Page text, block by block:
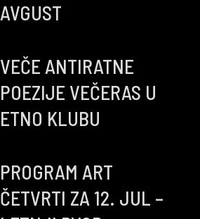
AVGUST
VEČE ANTIRATNE
POEZIJE VEČERAS U
ETNO KLUBU
PROGRAM ART
ČETVRTI ZA 12. JUL –